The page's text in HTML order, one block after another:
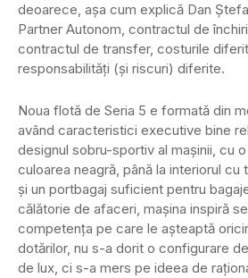
deoarece, așa cum explică Dan
Partner Autonom, contractul de
contractul de transfer, costurile
responsabilități (și riscuri) diferite.
Noua flotă de Seria 5 e formată din
având caracteristici executive bine
designul sobru-sportiv al mașinii, cu
culoarea neagră, până la interiorul cu
și un portbagaj suficient pentru
călătorie de afaceri, mașina inspiră
competența pe care le așteaptă
dotărilor, nu s-a dorit o configurare
de lux, ci s-a mers pe ideea de